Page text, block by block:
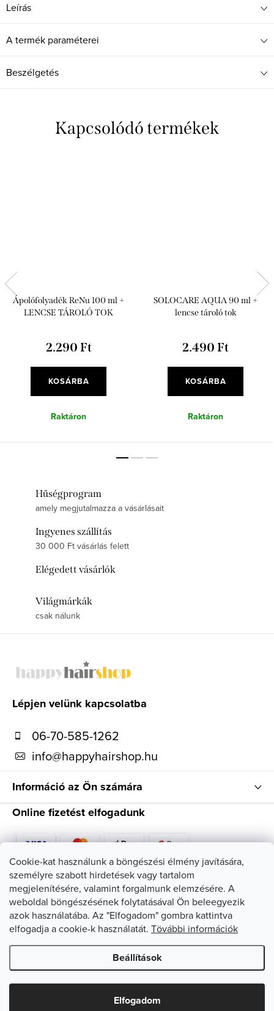
Cookie-kat használunk a böngészési élmény javítására,
személyre szabott hirdetések vagy tartalom
megjelenítésére, valamint forgalmunk elemzésére. A
weboldal böngészésének folytatásával Ön beleegyezik
azok használatába. Az "Elfogadom" gombra kattintva
elfogadja a cookie-k használatát. Tövábbi információk
Beállítások
Elfogadom
Leírás
A termék paraméterei
Beszélgetés
Kapcsolódó termékek
Ápolófolyadék ReNu 100 ml +
LENCSE TÁROLÓ TOK
2.290 Ft
KOSÁRBA
Raktáron
SOLOCARE AQUA 90 ml +
lencse tároló tok
2.490 Ft
KOSÁRBA
Raktáron
Hűségprogram
amely megjutalmazza a vásárlásait
Ingyenes szállítás
30 000 Ft vásárlás felett
Elégedett vásárlók
Világmárkák
csak nálunk
Lépjen velünk kapcsolatba
06-70-585-1262
info@happyhairshop.hu
Információ az Ön számára
Online fizetést elfogadunk
Kövessen minket
Copyright 2026HappyHairShop. Minden jog fenntartva.Süti
beállítások szerkesztése